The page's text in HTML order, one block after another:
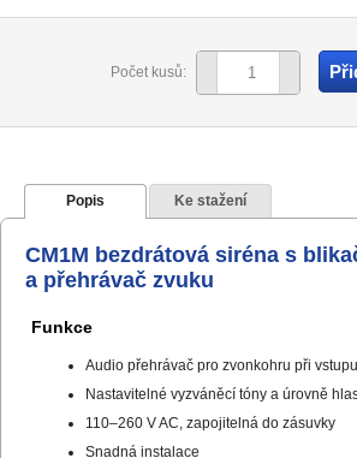
Počet kusů:
Popis Ke stažení
CM1M bezdrátová siréna s
a přehrávač zvuku
Funkce
Audio přehrávač pro zvonkohru při
Nastavitelné vyzváněcí tóny a úrovně
110–260 V AC, zapojitelná do zásuvky
Snadná instalace